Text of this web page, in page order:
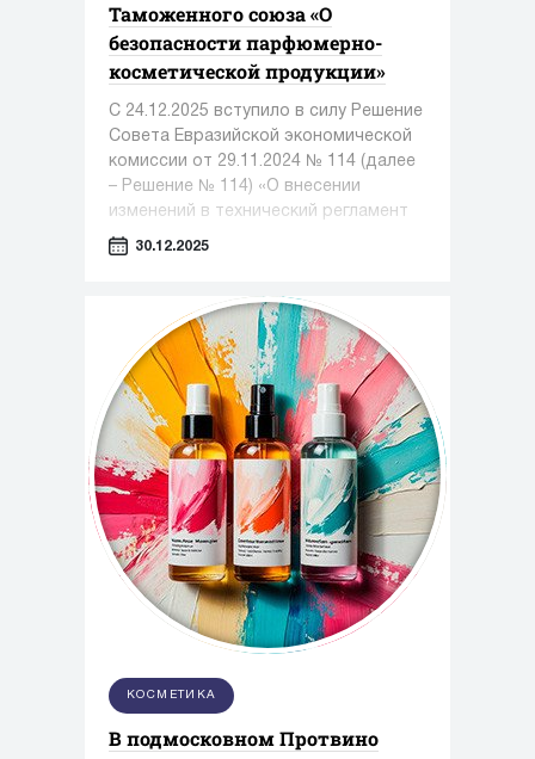
Таможенного союза «О
безопасности парфюмерно-
косметической продукции»
С 24.12.2025 вступило в силу Решение
Совета Евразийской экономической
комиссии от 29.11.2024 № 114 (далее
– Решение № 114) «О внесении
изменений в технический регламент
Таможенного союза «О безопасности
30.12.2025
КОСМЕТИКА
В подмосковном Протвино